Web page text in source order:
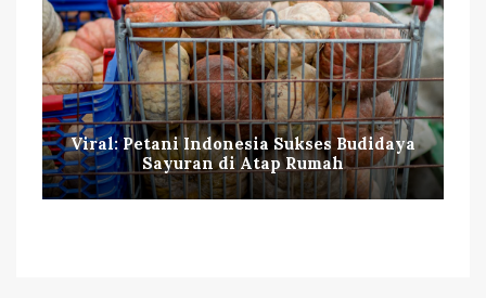
Viral: Petani Indonesia Sukses Budidaya
Sayuran di Atap Rumah